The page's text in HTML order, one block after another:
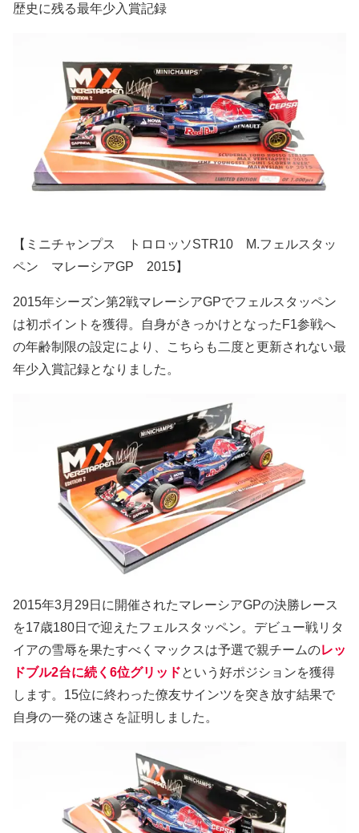
歴史に残る最年少入賞記録
【ミニチャンプス トロロッソSTR10 M.フェルスタッ
ペン マレーシアGP 2015】
2015年シーズン第2戦マレーシアGPでフェルスタッペン
は初ポイントを獲得。自身がきっかけとなったF1参戦へ
の年齢制限の設定により、こちらも二度と更新されない最
年少入賞記録となりました。
2015年3月29日に開催されたマレーシアGPの決勝レース
を17歳180日で迎えたフェルスタッペン。デビュー戦リタ
イアの雪辱を果たすべくマックスは予選で親チームのレッ
ドブル2台に続く6位グリッドという好ポジションを獲得
します。15位に終わった僚友サインツを突き放す結果で
自身の一発の速さを証明しました。